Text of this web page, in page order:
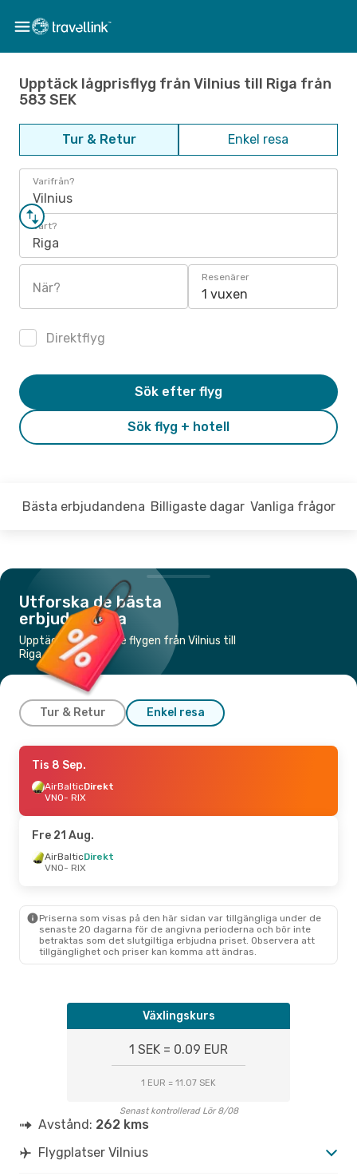
Upptäck lågprisflyg från Vilnius till Riga från
583 SEK
Tur & Retur Enkel resa
Varifrån?
Vilnius
Vart?
Riga
När?
Resenärer
1 vuxen
Direktflyg
Sök flyg + hotell
Sök efter flyg
Bästa erbjudandena Billigaste dagar Vanliga frågor
Utforska de bästa
erbjudandena
Upptäck de billigaste flygen från Vilnius till
Riga
Tur & Retur Enkel resa
Lör 19 Sep.
AirBalticDirekt
VNO- RIX
RIX- VNO
Tis 8 Sep.
AirBalticDirekt
VNO- RIX
Fre 21 Aug.
AirBalticDirekt
VNO- RIX
Priserna som visas på den här sidan var tillgängliga under de
senaste 20 dagarna för de angivna perioderna och bör inte
betraktas som det slutgiltiga erbjudna priset. Observera att
tillgänglighet och priser kan komma att ändras.
Växlingskurs
1 SEK = 0.09 EUR
1 EUR = 11.07 SEK
Senast kontrollerad Lör 8/08
Avstånd: 262 kms
Flygplatser Vilnius